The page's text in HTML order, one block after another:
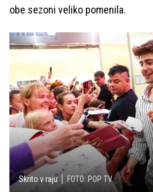
obe sezoni veliko pomenila.
Skrito v raju FOTO: POP TV